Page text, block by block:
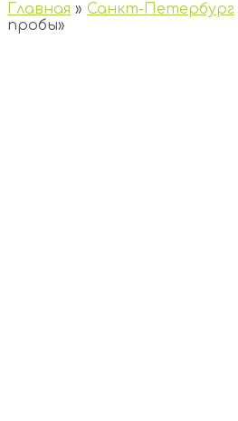
Главная » Санкт-Петербург
пробы»